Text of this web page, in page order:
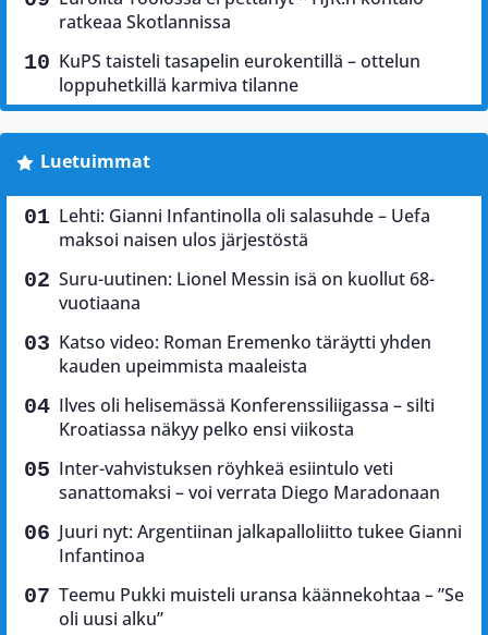
ratkeaa Skotlannissa
KuPS taisteli tasapelin eurokentillä – ottelun
loppuhetkillä karmiva tilanne
Luetuimmat
Lehti: Gianni Infantinolla oli salasuhde – Uefa
maksoi naisen ulos järjestöstä
Suru-uutinen: Lionel Messin isä on kuollut 68-
vuotiaana
Katso video: Roman Eremenko täräytti yhden
kauden upeimmista maaleista
Ilves oli helisemässä Konferenssiliigassa – silti
Kroatiassa näkyy pelko ensi viikosta
Inter-vahvistuksen röyhkeä esiintulo veti
sanattomaksi – voi verrata Diego Maradonaan
Juuri nyt: Argentiinan jalkapalloliitto tukee Gianni
Infantinoa
Teemu Pukki muisteli uransa käännekohtaa – ”Se
oli uusi alku”